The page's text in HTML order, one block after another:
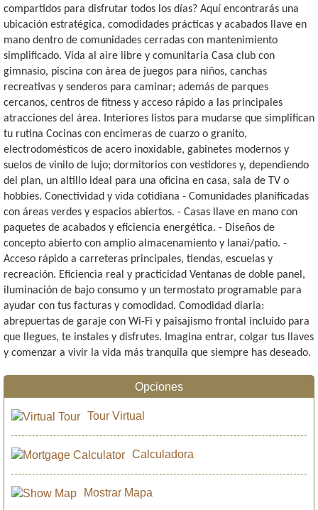
compartidos para disfrutar todos los días? Aquí encontrarás una
ubicación estratégica, comodidades prácticas y acabados llave en
mano dentro de comunidades cerradas con mantenimiento
simplificado. Vida al aire libre y comunitaria Casa club con
gimnasio, piscina con área de juegos para niños, canchas
recreativas y senderos para caminar; además de parques
cercanos, centros de fitness y acceso rápido a las principales
atracciones del área. Interiores listos para mudarse que simplifican
tu rutina Cocinas con encimeras de cuarzo o granito,
electrodomésticos de acero inoxidable, gabinetes modernos y
suelos de vinilo de lujo; dormitorios con vestidores y, dependiendo
del plan, un altillo ideal para una oficina en casa, sala de TV o
hobbies. Conectividad y vida cotidiana - Comunidades planificadas
con áreas verdes y espacios abiertos. - Casas llave en mano con
paquetes de acabados y eficiencia energética. - Diseños de
concepto abierto con amplio almacenamiento y lanai/patio. -
Acceso rápido a carreteras principales, tiendas, escuelas y
recreación. Eficiencia real y practicidad Ventanas de doble panel,
iluminación de bajo consumo y un termostato programable para
ayudar con tus facturas y comodidad. Comodidad diaria:
abrepuertas de garaje con Wi-Fi y paisajismo frontal incluido para
que llegues, te instales y disfrutes. Imagina entrar, colgar tus llaves
y comenzar a vivir la vida más tranquila que siempre has deseado.
Opciones
Tour Virtual
Calculadora
Mostrar Mapa